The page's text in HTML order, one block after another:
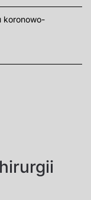
koronowo-